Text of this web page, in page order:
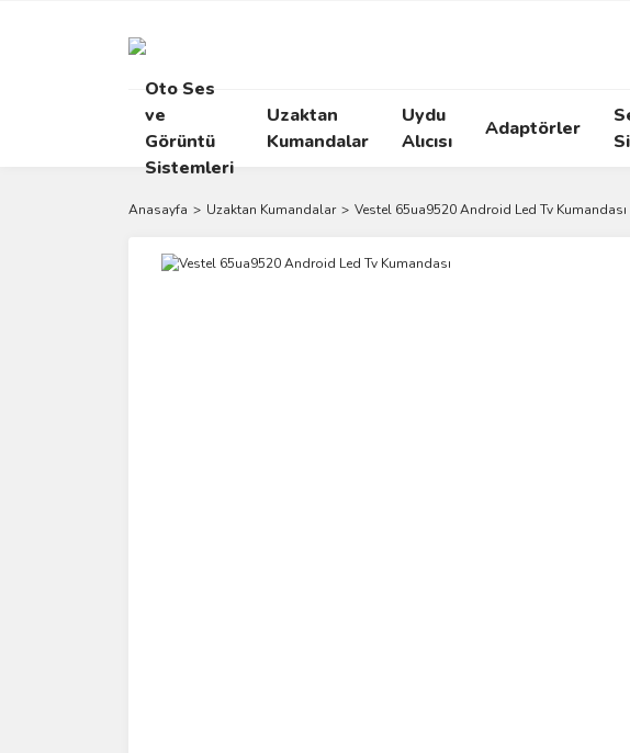
Oto Ses
ve
Görüntü
Sistemleri
Uzaktan
Kumandalar
Uydu
Alıcısı
Adaptörler
Anasayfa Uzaktan Kumandalar Vestel 65ua9520 Android Led Tv Kumandası